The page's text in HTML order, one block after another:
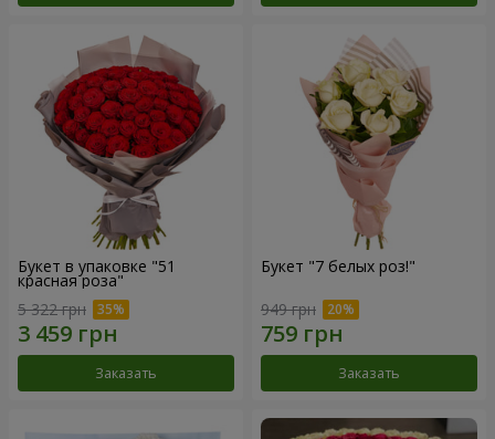
Букет в упаковке "51
красная роза"
5 322 грн
Заказать
Букет "7 белых роз!"
949 грн
Заказать